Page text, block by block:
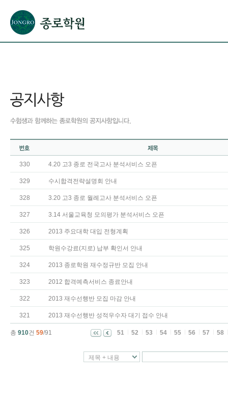
330 4.20 고3 종로 전국고사 분석서비스 오픈
329 수시합격전략설명회 안내
328 3.20 고3 종로 월례고사 분석서비스 오픈
327 3.14 서울교육청 모의평가 분석서비스 오픈
326 2013 주요대학 대입 전형계획
325 학원수강료(지로) 납부 확인서 안내
324 2013 종로학원 재수정규반 모집 안내
323 2012 합격예측서비스 종료안내
322 2013 재수선행반 모집 마감 안내
321 2013 재수선행반 성적우수자 대기 접수 안내
총 910건 59/91 51 52 53 54 55 56 57 58
제목 + 내용